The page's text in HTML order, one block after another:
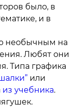
было, в
и в
необычным на
Любят они
Типа графика
или
из учебника.